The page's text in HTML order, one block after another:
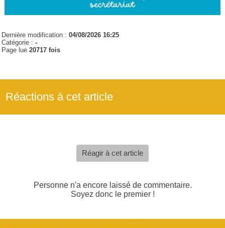
Dernière modification :04/08/2026 16:25
Catégorie :-
Page lue20717 fois
Réactions à cet article
Réagir à cet article
Personne n'a encore laissé de commentaire.
Soyez donc le premier !